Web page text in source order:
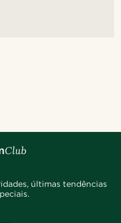
últimas tendências